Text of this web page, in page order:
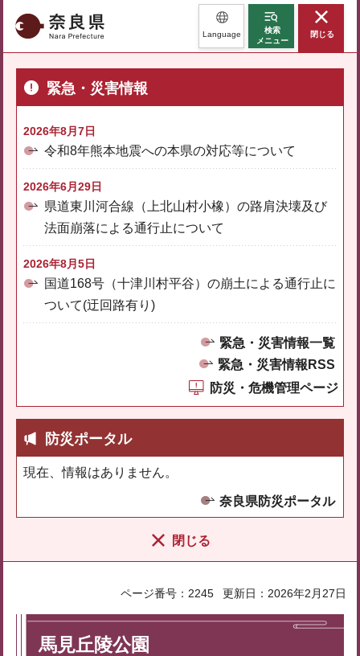
奈良県 Language
検索
メニュー
閉じる
緊急・災害情報
2026年8月7日
令和8年熊本地震への本県の対応等について
2026年6月29日
県道東川河合線（上北山村小橡）の路肩決壊及び
法面崩落による通行止について
2026年8月5日
国道168号（十津川村平谷）の崩土による通行止に
ついて(迂回路有り)
緊急・災害情報一覧
緊急・災害情報RSS
防災・危機管理ページ
防災ポータル
現在、情報はありません。
奈良県防災ポータル
閉じる
ページ番号：2245 更新日：2026年2月27日
馬見丘陵公園